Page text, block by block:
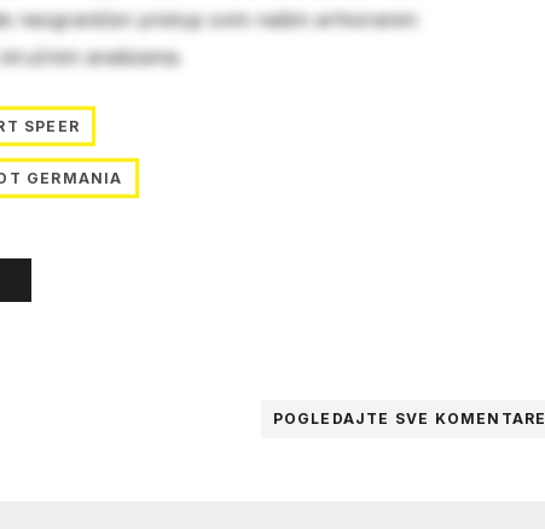
neograničen pristup svim našim arhiviranim
analizama.
SPEER
GERMANIA
POGLEDAJTE SVE KOMENTARE